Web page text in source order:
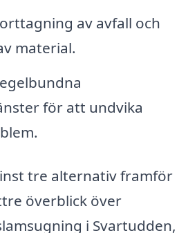
av avfall och
material.
för att undvika
tre alternativ framför
överblick över
i Svartudden,